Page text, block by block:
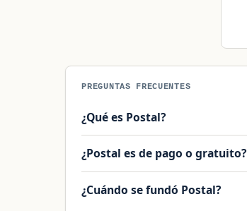
PREGUNTAS FRECUENTES
¿Qué es Postal?
¿Postal es de pago o gratuito?
¿Cuándo se fundó Postal?